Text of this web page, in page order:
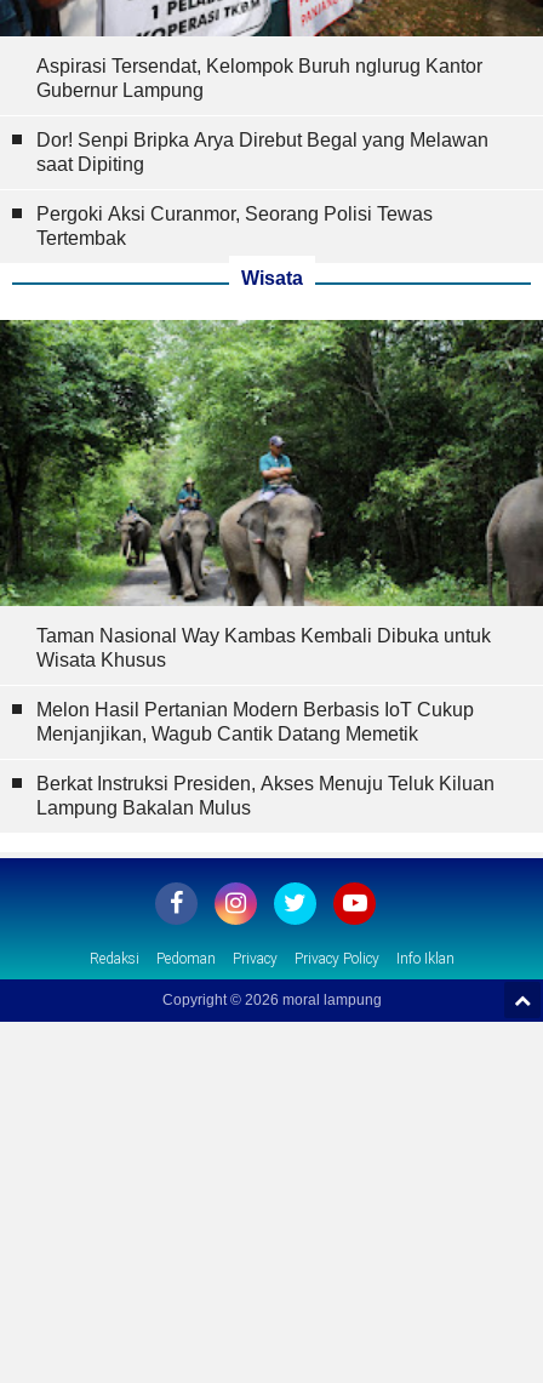
Aspirasi Tersendat, Kelompok Buruh nglurug Kantor
Gubernur Lampung
Dor! Senpi Bripka Arya Direbut Begal yang Melawan
saat Dipiting
Pergoki Aksi Curanmor, Seorang Polisi Tewas
Tertembak
Wisata
Taman Nasional Way Kambas Kembali Dibuka untuk
Wisata Khusus
Melon Hasil Pertanian Modern Berbasis IoT Cukup
Menjanjikan, Wagub Cantik Datang Memetik
Berkat Instruksi Presiden, Akses Menuju Teluk Kiluan
Lampung Bakalan Mulus
Redaksi Pedoman Privacy Privacy Policy Info Iklan
Copyright © 2026 moral lampung